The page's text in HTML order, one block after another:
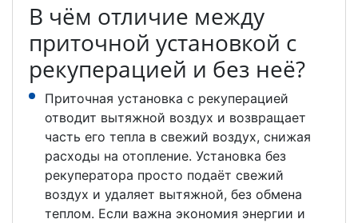
В чём отличие между
приточной установкой с
рекуперацией и без неё?
Приточная установка с рекуперацией
отводит вытяжной воздух и возвращает
часть его тепла в свежий воздух, снижая
расходы на отопление. Установка без
рекуператора просто подаёт свежий
воздух и удаляет вытяжной, без обмена
теплом. Если важна экономия энергии и